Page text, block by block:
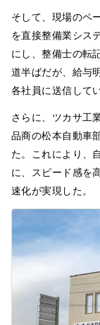
そして、現場のペ
を直接整備業シス
にし、整備士の転
道半ばだが、給与
各社員に送信してい
さらに、ツカサ工
品商の松本自動車
た。これにより、
に、スピード感を
速化が実現した。